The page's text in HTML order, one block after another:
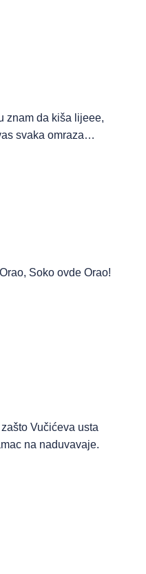
znam da kiša lijeee,
svaka omraza…
Soko ovde Orao!
Vučićeva usta
na naduvavaje.